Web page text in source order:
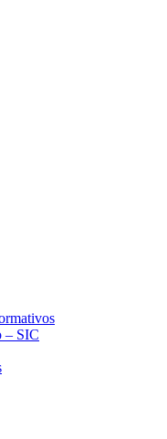
– SIC